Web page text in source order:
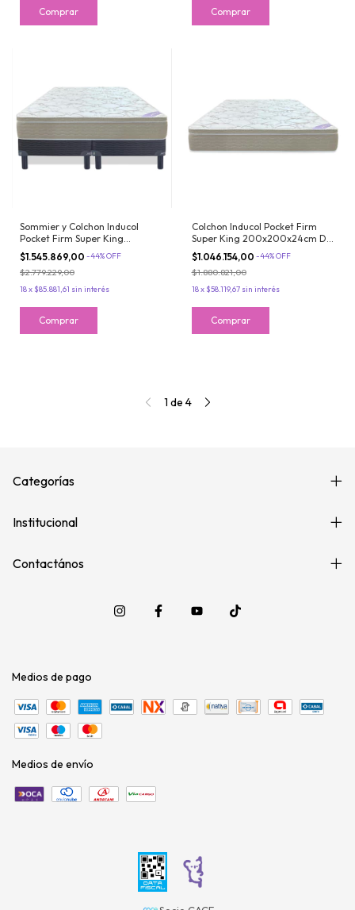
Sommier y Colchon Inducol
Pocket Firm Super King
200x200x24cm De Resortes
Pocket con Pillow Firme
$1.545.869,00 -44%OFF
$2.779.229,00
18x $85.881,61 sin interés
Colchon Inducol Pocket Firm
Super King 200x200x24cm De
Resortes Pocket con Pillow
Firme
$1.046.154,00 -44%OFF
$1.880.821,00
18x $58.119,67 sin interés
1 de 4
Categorías
Institucional
Contactános
Medios de pago
Medios de envío